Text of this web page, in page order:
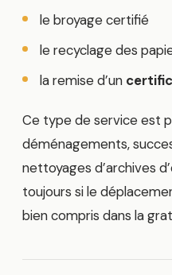
le broyage certifié
le recyclage des
la remise d’un
Ce type de service est
déménagements,
nettoyages d’archives
toujours si le
bien compris dans la